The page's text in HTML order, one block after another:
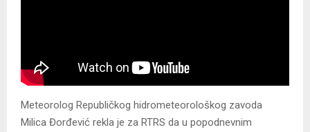
Meteorolog Republičkog hidrometeorološkog zavoda
Milica Đorđević rekla je za RTRS da u popodnevnim